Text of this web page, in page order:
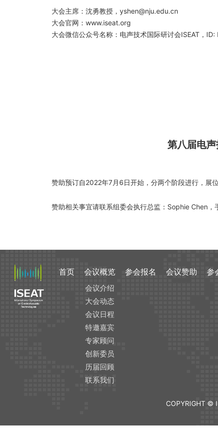
大会主席：沈勇教授，yshen@nju.edu.cn
大会官网：www.iseat.org
大会微信公众号名称：电声技术国际研讨会ISEAT，ID:
第八届电
赞助预订自2022年7月6日开始，分两个阶段进行，展
赞助相关事宜请联系组委会执行总监：Sophie Chen
首页 会议概览
会议介绍
大会动态
会议日程
特邀嘉宾
专家顾问
创新委员
历届回顾
联系我们
参会报名 会议赞助 参
COPYRIGHT ©